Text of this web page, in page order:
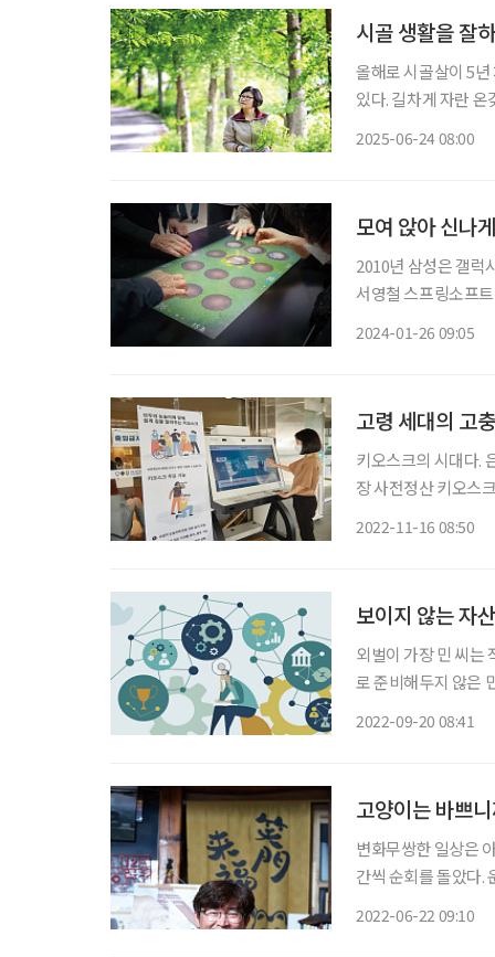
시골 생활을 잘
올해로 시골살이 5
있다. 길차게 자란
2025-06-24 08:00
모여 앉아 신나
2010년 삼성은 갤럭
서영철 스프링소프
2024-01-26 09:05
고령 세대의 고
키오스크의 시대다.
장 사전정산 키오스
2022-11-16 08:50
보이지 않는 자
외벌이 가장 민 씨는
로 준비해두지 않은
2022-09-20 08:41
고양이는 바쁘
변화무쌍한 일상은
간씩 순회를 돌았다.
2022-06-22 09:10